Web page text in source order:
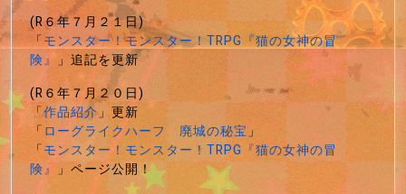
(R６年７月２１日)
「モンスター！モンスター！TRPG『猫の女神の冒
険』」追記を更新
(R６年７月２０日)
「作品紹介」更新
「ローグライクハーフ 廃城の秘宝」
「モンスター！モンスター！TRPG『猫の女神の冒
険』」ページ公開！